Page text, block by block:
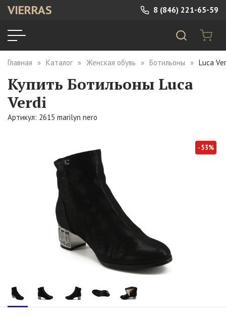
VIERRAS 8 (846) 221-65-59
Главная Каталог Женская обувь Ботильоны Luca
Купить Ботильоны Luca
Verdi
Артикул: 2615 marilyn nero
- 53%